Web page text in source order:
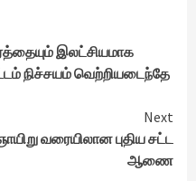
இலட்சியமாக
நிச்சயம் வெற்றியடைந்தே
Next
வரையிலான புதிய சட்ட
ஆணை